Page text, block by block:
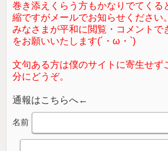
巻き添えくらう方もかなりでてくる
縮ですがメールでお知らせください。
みなさまが平和に閲覧・コメントで
をお願いいたします(´・ω・`)
文句ある方は僕のサイトに寄生せず
分にどうぞ。
通報はこちらへ←
名前